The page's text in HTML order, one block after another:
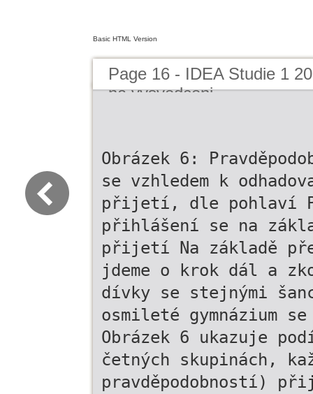
Basic HTML Version
Page 16 - IDEA Studie 1
na vysvedceni
Obrázek 6:
se vzhledem k
přijetí, dle pohlaví
přihlášení se na
přijetí Na základě
jdeme o krok dál a
dívky se stejnými
osmileté gymnázium
Obrázek 6 ukazuje
četných skupinách,
pravděpodobností)